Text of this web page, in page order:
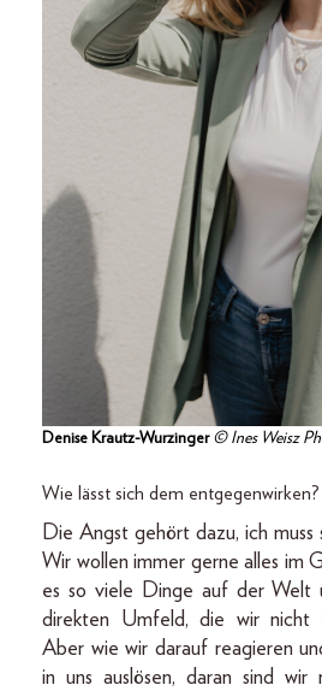
Denise Krautz-Wurzinger © Ines Weisz
Wie lässt sich dem entgegenwirken?
Die Angst gehört dazu, ich muss
Wir wollen immer gerne alles im
es so viele Dinge auf der Welt
direkten Umfeld, die wir nicht
Aber wie wir darauf reagieren
in uns auslösen, daran sind wir